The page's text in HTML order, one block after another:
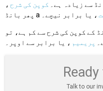
سے زیادہ ہے۔ کوپن کی شرح ،
، یا برابر نیچے۔
کے کوپن کی شرح سے کم ہے، تو
پریمیم ، یا برابر سے اوپر۔
Talk to our